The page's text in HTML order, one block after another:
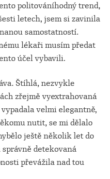
politováníhodný trend,
letech, jsem si zavinila
samostatností.
lékaři musím předat
účel vybavili.
Štíhlá, nezvykle
zřejmě vyextrahovaná
velmi elegantně,
nutit, se mi dělalo
ještě několik let do
detekovaná
převážila nad tou